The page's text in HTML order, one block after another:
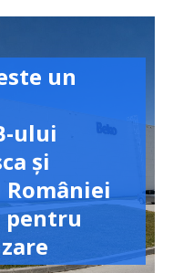
un
ului
și
pentru